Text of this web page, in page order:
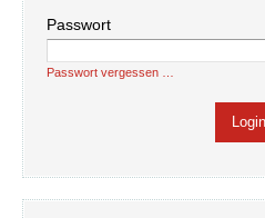
Passwort
Passwort vergessen …